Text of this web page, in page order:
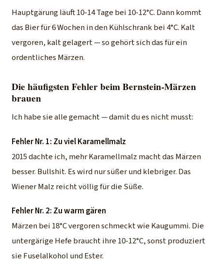
Hauptgärung läuft 10-14 Tage bei 10-12°C. Dann kommt
das Bier für 6 Wochen in den Kühlschrank bei 4°C. Kalt
vergoren, kalt gelagert — so gehört sich das für ein
ordentliches Märzen.
Die häufigsten Fehler beim Bernstein-Märzen
brauen
Ich habe sie alle gemacht — damit du es nicht musst:
Fehler Nr. 1: Zu viel Karamellmalz
2015 dachte ich, mehr Karamellmalz macht das Märzen
besser. Bullshit. Es wird nur süßer und klebriger. Das
Wiener Malz reicht völlig für die Süße.
Fehler Nr. 2: Zu warm gären
Märzen bei 18°C vergoren schmeckt wie Kaugummi. Die
untergärige Hefe braucht ihre 10-12°C, sonst produziert
sie Fuselalkohol und Ester.